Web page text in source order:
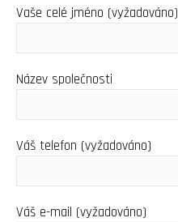
Vaše celé jméno (vyžadováno)
Název společnosti
Váš telefon (vyžadováno)
Váš e-mail (vyžadováno)